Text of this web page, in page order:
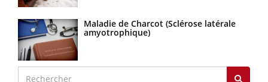
Maladie de Charcot (Sclérose latérale
amyotrophique)